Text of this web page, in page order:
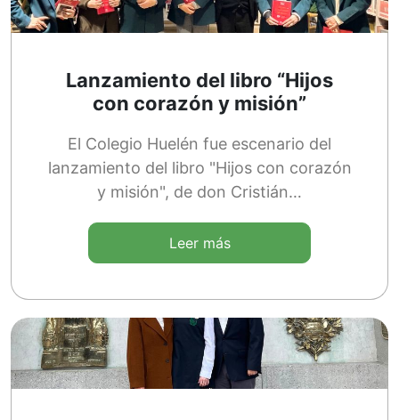
Lanzamiento del libro “Hijos
con corazón y misión”
El Colegio Huelén fue escenario del
lanzamiento del libro "Hijos con corazón
y misión", de don Cristián…
Leer más